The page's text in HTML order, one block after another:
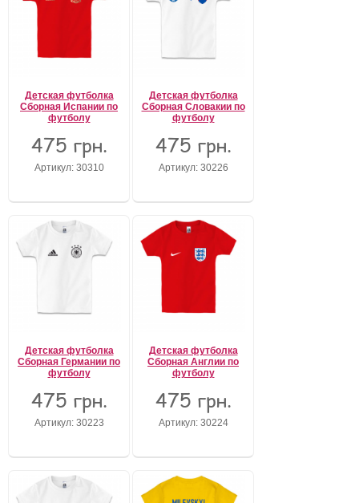
Детская футболка
Сборная Испании по
футболу
475 грн.
Артикул: 30310
Детская футболка
Сборная Словакии по
футболу
475 грн.
Артикул: 30226
Детская футболка
Сборная Германии по
футболу
475 грн.
Артикул: 30223
Детская футболка
Сборная Англии по
футболу
475 грн.
Артикул: 30224